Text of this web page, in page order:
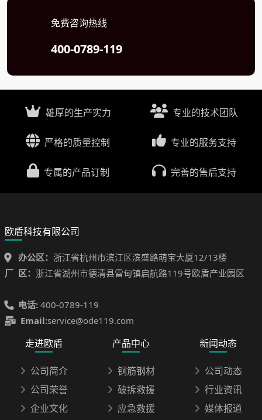
免费咨询热线
400-0789-119
雄厚的生产实力 专业的技术团队
严格的质量控制 专业的服务支持
专属的产品订制 完善的售后支持
欧盾科技有限公司
办公区： 浙江省杭州市滨江区滨盛路萌宝大厦12/13楼
厂 区： 浙江省湖州市德清县雷甸镇启航路119号欧盾产业园区
电话: 400-0789-119
Email:service@ode119.com
走进欧盾
公司简介
公司荣誉
企业文化
产品中心
钢筋钢材
破拆救援
应急救援
新闻动态
公司动态
行业资讯
媒体报道